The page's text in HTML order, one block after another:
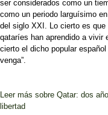
ser considerados como un
como un periodo larguísimo
del siglo XXI. Lo cierto es
qataríes han aprendido a vivir
cierto el dicho popular
venga”.
Leer más sobre Qatar: dos
libertad